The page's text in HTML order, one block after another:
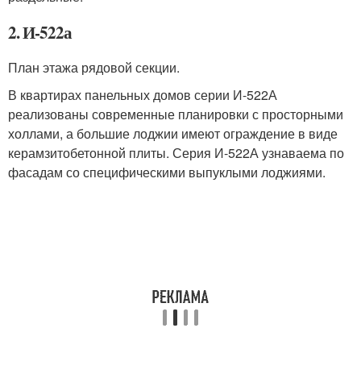
2. И-522а
План этажа рядовой секции.
В квартирах панельных домов серии И-522А
реализованы современные планировки с просторными
холлами, а большие лоджии имеют ограждение в виде
керамзитобетонной плиты. Серия И-522А узнаваема по
фасадам со специфическими выпуклыми лоджиями.